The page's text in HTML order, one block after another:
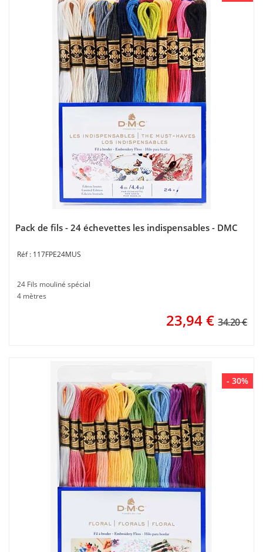
Pack de fils - 24 échevettes les indispensables - DMC
117FPE24MUS
24 Fils mouliné spécial
4 mètres
23,94€ 34.20 €
- 30%